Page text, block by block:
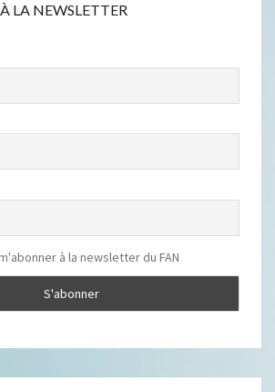
LA NEWSLETTER
à la newsletter du FAN